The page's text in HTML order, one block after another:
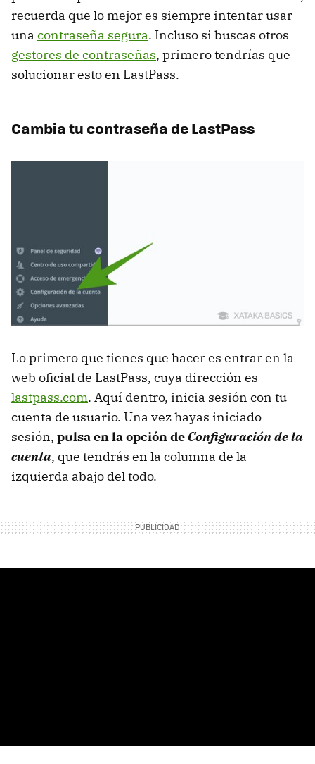
recuerda que lo mejor es siempre intentar usar
una contraseña segura. Incluso si buscas otros
gestores de contraseñas, primero tendrías que
solucionar esto en LastPass.
Cambia tu contraseña de LastPass
Lo primero que tienes que hacer es entrar en la
web oficial de LastPass, cuya dirección es
lastpass.com. Aquí dentro, inicia sesión con tu
cuenta de usuario. Una vez hayas iniciado
sesión, pulsa en la opción deConfiguración de la
cuenta, que tendrás en la columna de la
izquierda abajo del todo.